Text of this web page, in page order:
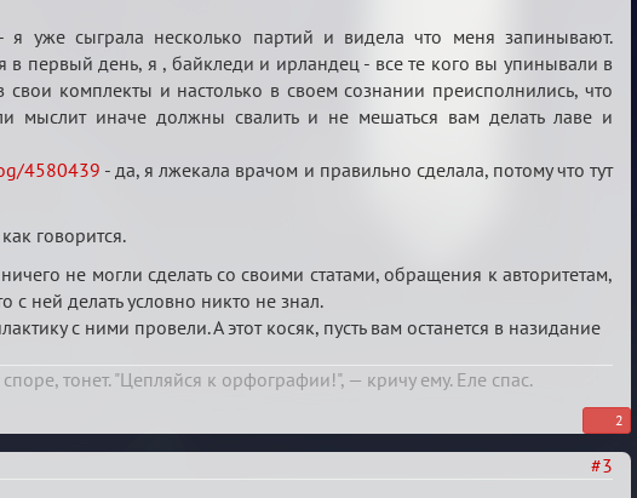
уже сыграла несколько партий и видела что меня запинывают.
в первый день, я , байкледи и ирландец - все те кого вы упинывали в
комплекты и настолько в своем сознании преисполнились, что
мыслит иначе должны свалить и не мешаться вам делать лаве и
4580439 - да, я лжекала врачом и правильно сделала, потому что тут
говорится.
не могли сделать со своими статами, обращения к авторитетам,
ней делать условно никто не знал.
с ними провели. А этот косяк, пусть вам останется в назидание
тонет. "Цепляйся к орфографии!", — кричу ему. Еле спас.
2
#3